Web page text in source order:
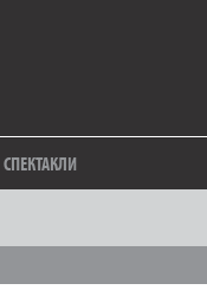
СПЕКТАКЛИ